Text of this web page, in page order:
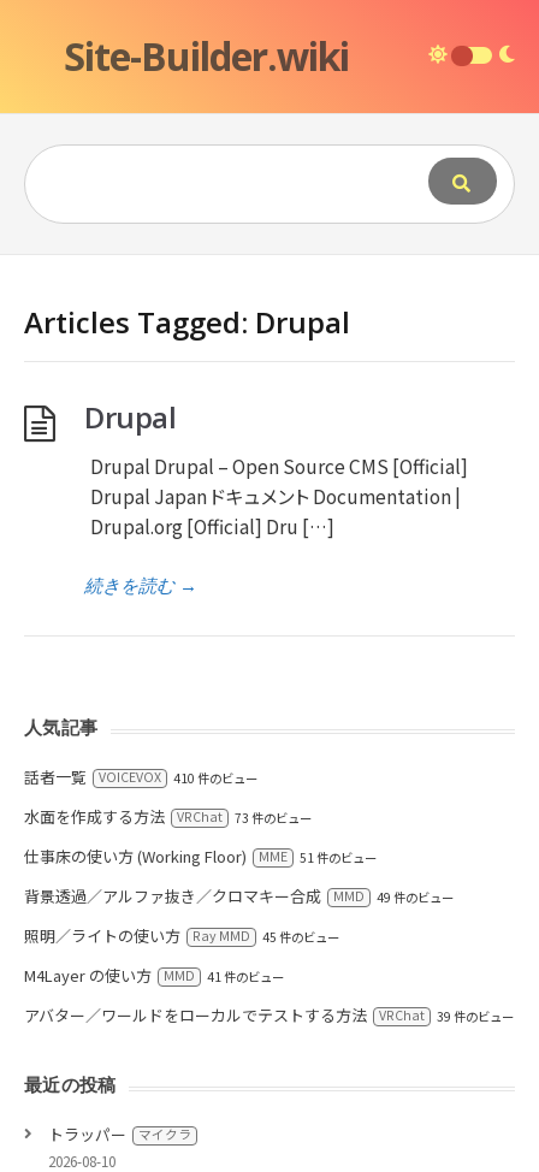
Site-Builder.wiki
Articles Tagged: Drupal
Drupal
Drupal Drupal – Open Source CMS [Official]
Drupal Japan ドキュメント Documentation |
Drupal.org [Official] Dru […]
続きを読む→
人気記事
話者一覧 VOICEVOX 410 件のビュー
水面を作成する方法 VRChat 73 件のビュー
仕事床の使い方 (Working Floor) MME 51 件のビュー
背景透過／アルファ抜き／クロマキー合成 MMD 49 件のビュー
照明／ライトの使い方 Ray MMD 45 件のビュー
M4Layer の使い方 MMD 41 件のビュー
アバター／ワールドをローカルでテストする方法 VRChat 39 件のビュー
最近の投稿
トラッパー マイクラ
2026-08-10